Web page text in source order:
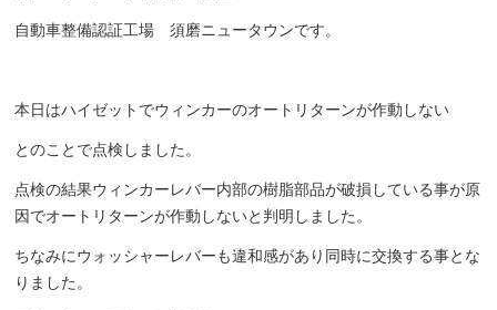
自動車整備認証工場 須磨ニュータウンです。
本日はハイゼットでウィンカーのオートリターンが作動しない
とのことで点検しました。
点検の結果ウィンカーレバー内部の樹脂部品が破損している事が原
因でオートリターンが作動しないと判明しました。
ちなみにウォッシャーレバーも違和感があり同時に交換する事とな
りました。